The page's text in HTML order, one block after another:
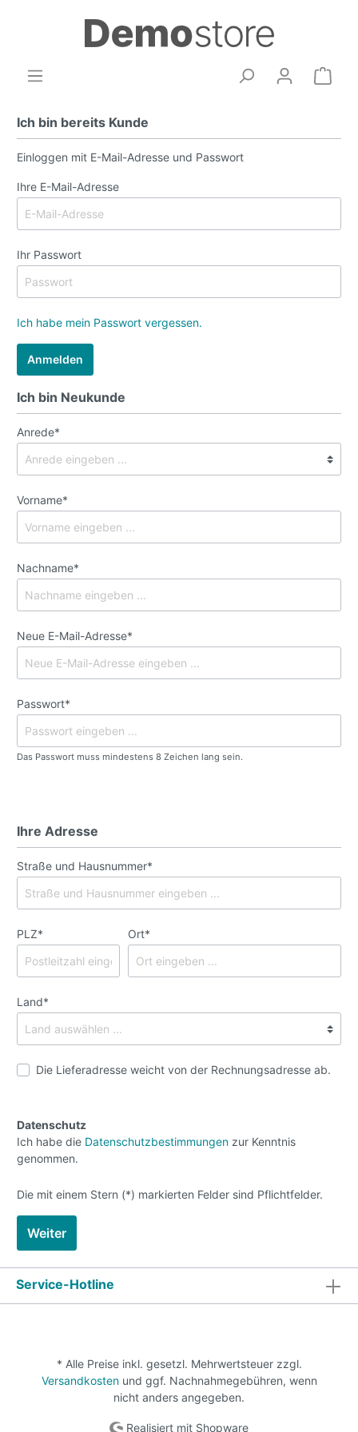
Ich bin bereits Kunde
Einloggen mit E-Mail-Adresse und Passwort
Ihre E-Mail-Adresse
Ihr Passwort
Ich habe mein Passwort vergessen.
Anmelden
Ich bin Neukunde
Anrede*
Vorname*
Nachname*
Neue E-Mail-Adresse*
Passwort*
Das Passwort muss mindestens 8 Zeichen lang sein.
Ihre Adresse
Straße und Hausnummer*
PLZ* Ort*
Land*
Die Lieferadresse weicht von der Rechnungsadresse ab.
Datenschutz
Ich habe die Datenschutzbestimmungen zur Kenntnis
genommen.
Die mit einem Stern (*) markierten Felder sind Pflichtfelder.
Weiter
Service-Hotline
* Alle Preise inkl. gesetzl. Mehrwertsteuer zzgl.
Versandkostenund ggf. Nachnahmegebühren, wenn
nicht anders angegeben.
Realisiert mit Shopware